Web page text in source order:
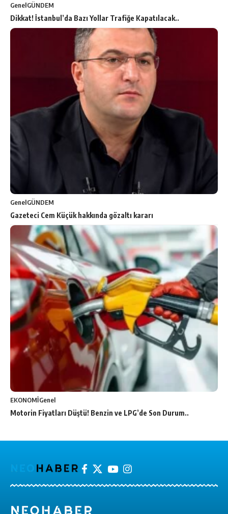
GenelGÜNDEM
Dikkat! İstanbul’da Bazı Yollar Trafiğe Kapatılacak..
GenelGÜNDEM
Gazeteci Cem Küçük hakkında gözaltı kararı
EKONOMİGenel
Motorin Fiyatları Düştü! Benzin ve LPG’de Son Durum..